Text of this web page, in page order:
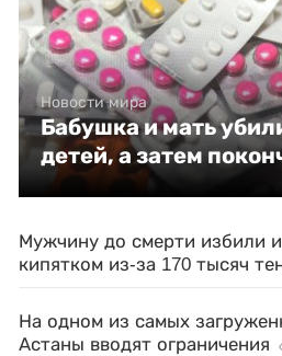
Новости мира
Бабушка и мать
детей, а затем
Мужчину до смерти избили
кипятком из-за 170 тысяч
На одном из самых
Астаны вводят ограничения